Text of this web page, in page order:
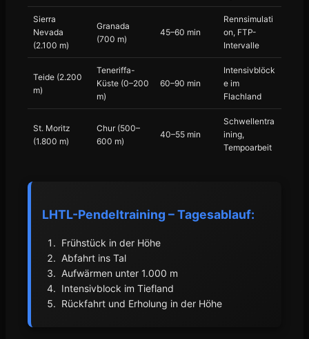
Sierra
Nevada
(2.100 m)
Granada
(700 m)
45–60 min
Rennsimulati
on, FTP-
Intervalle
Teide (2.200
m)
Teneriffa-
Küste (0–200
m)
60–90 min
Intensivblöck
e im
Flachland
St. Moritz
(1.800 m)
Chur (500–
600 m)
40–55 min
Schwellentra
ining,
Tempoarbeit
LHTL-Pendeltraining – Tagesablauf:
Frühstück in der Höhe
Abfahrt ins Tal
Aufwärmen unter 1.000 m
Intensivblock im Tiefland
Rückfahrt und Erholung in der Höhe